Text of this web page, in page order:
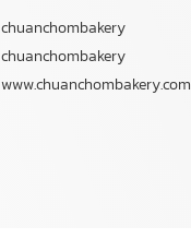
chuanchombakery
chuanchombakery
www.chuanchombakery.com